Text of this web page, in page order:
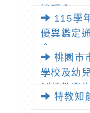
說明會
115學
優異鑑定
會
桃園市
學校及幼
制特教學
章
特教知